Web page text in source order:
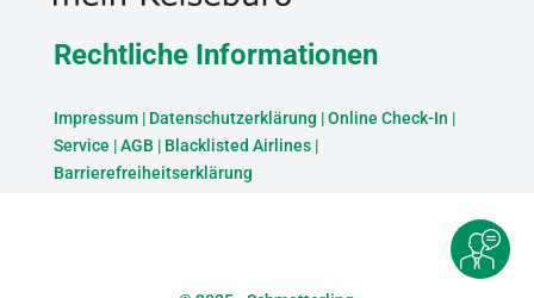
Rechtliche Informationen
Impressum| Datenschutzerklärung |Online Check-In |
Service |AGB | Blacklisted Airlines|
Barrierefreiheitserklärung